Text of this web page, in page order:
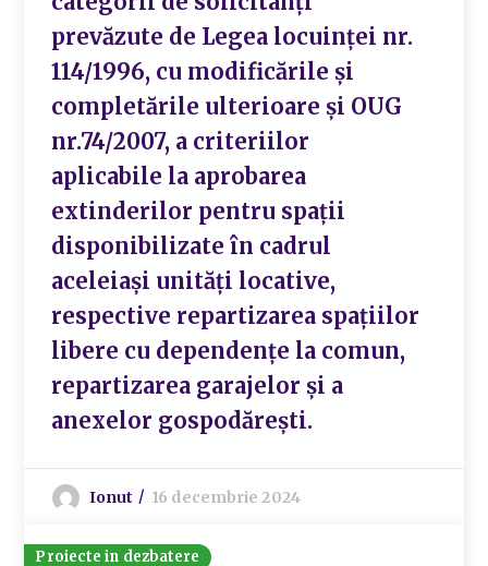
prevăzute de Legea locuinței nr.
114/1996, cu modificările și
completările ulterioare și OUG
nr.74/2007, a criteriilor
aplicabile la aprobarea
extinderilor pentru spații
disponibilizate în cadrul
aceleiași unități locative,
respective repartizarea spațiilor
libere cu dependențe la comun,
repartizarea garajelor și a
anexelor gospodărești.
Ionut 16 decembrie 2024
Proiecte in dezbatere